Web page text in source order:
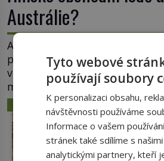
Austrálie?
Australský kontinent začali
prozkoumávat až v polovině
však možnost, že by se o
mohly zajímat již evropské
to o 15 století dříve? Již od
zakreslovali do map záhadný
Australis – Jižní zemi. Proč? Do
smysl pro […]
ZÁHADY A TAJEMSTVÍ
Tyto webové
používají soubory
K personalizaci obsahu,
návštěvnosti používáme
Informace o vašem
stránek také sdílíme s
analytickými partnery, kteří